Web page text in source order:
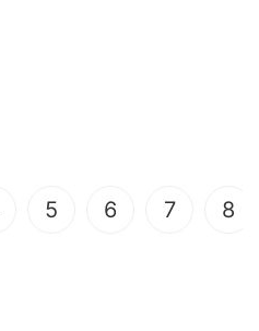
5 6 7 8